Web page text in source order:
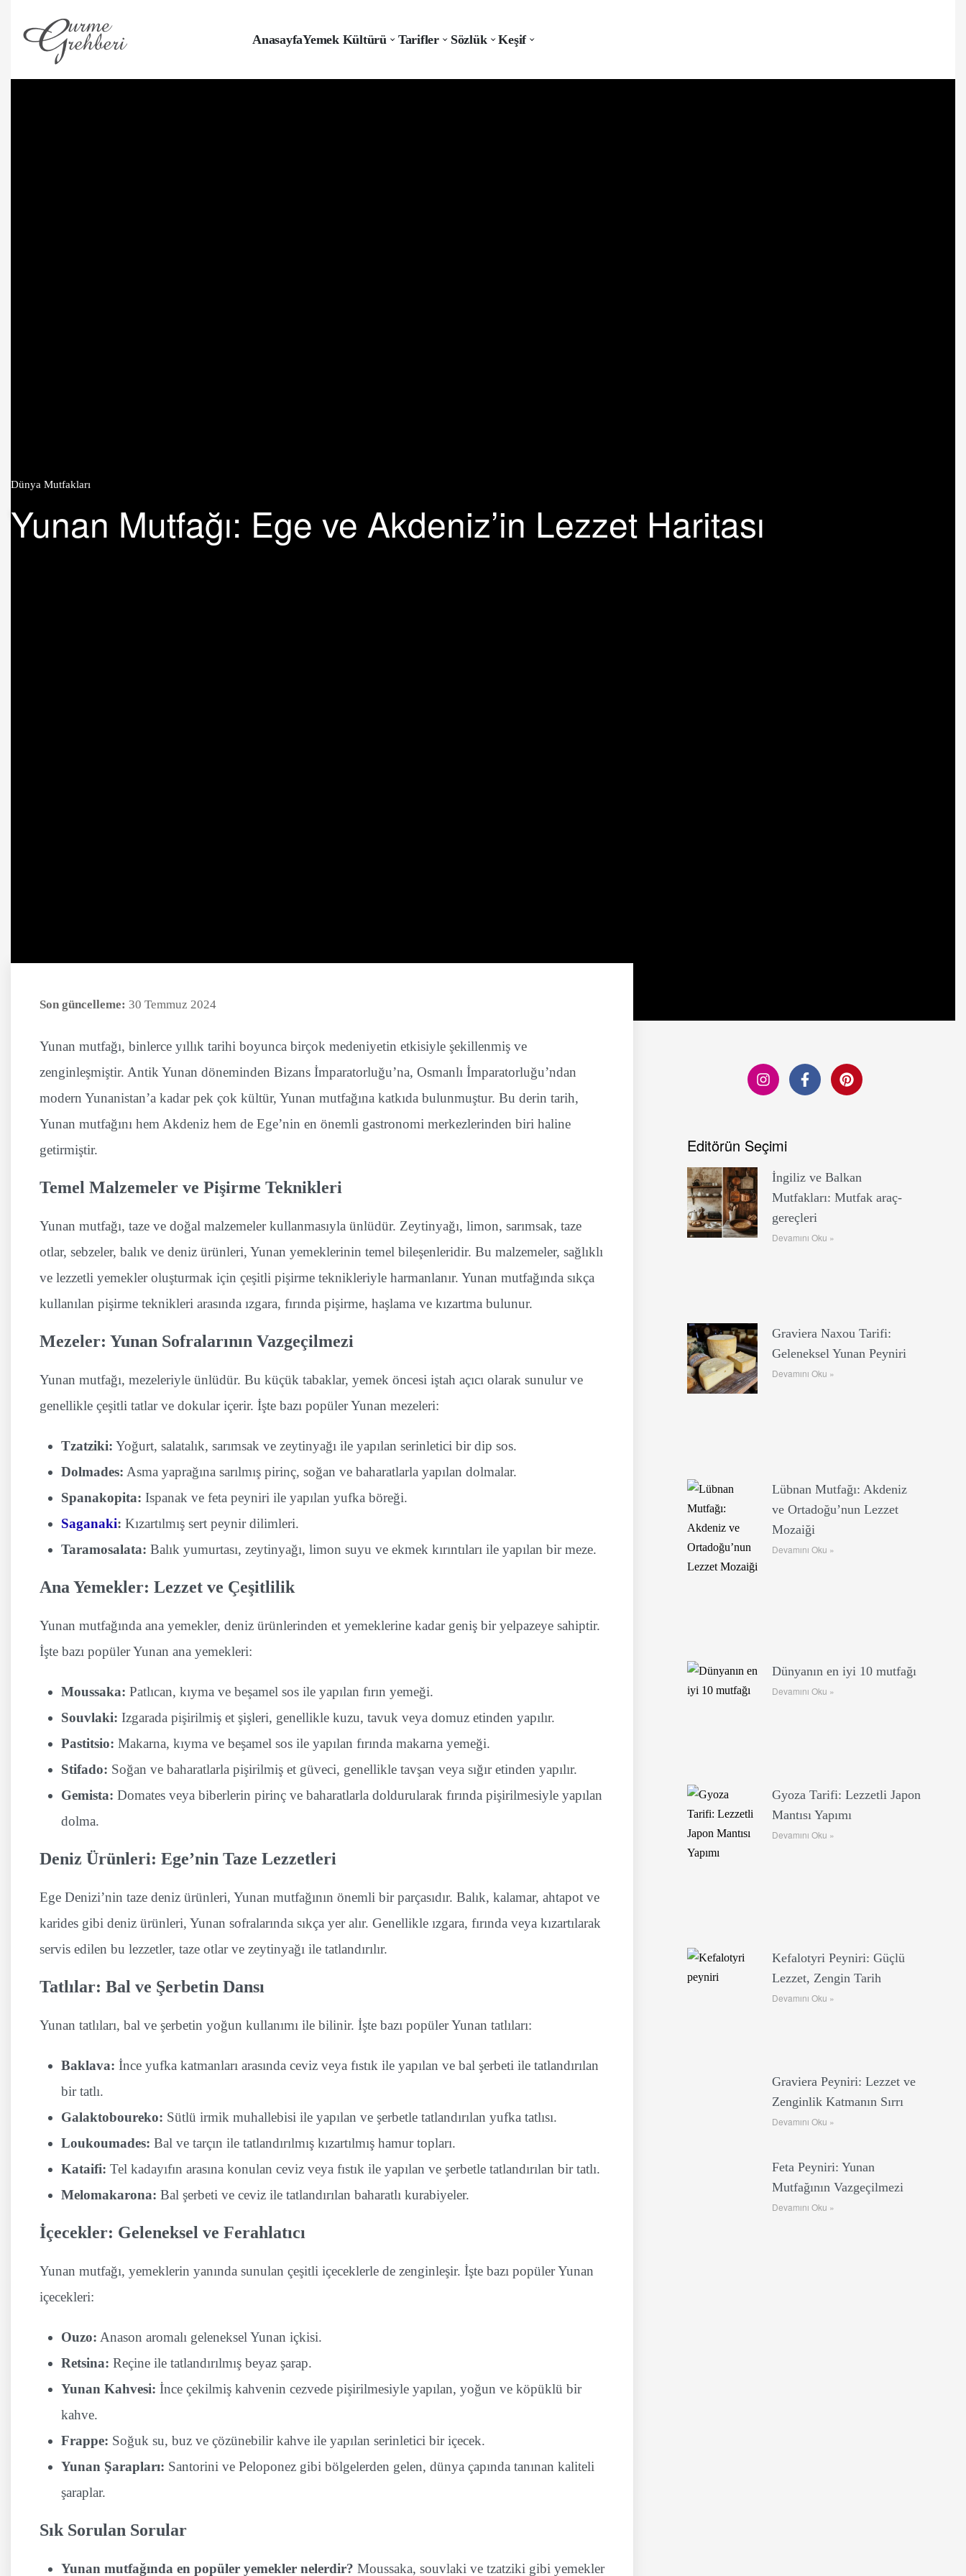
AnasayfaYemek Kültürü Tarifler Sözlük Keşif
Dünya Mutfakları
Yunan Mutfağı: Ege ve Akdeniz’in Lezzet Haritası
Son güncelleme: 30 Temmuz 2024
Yunan mutfağı, binlerce yıllık tarihi boyunca birçok medeniyetin etkisiyle şekillenmiş ve
zenginleşmiştir. Antik Yunan döneminden Bizans İmparatorluğu’na, Osmanlı İmparatorluğu’ndan
modern Yunanistan’a kadar pek çok kültür, Yunan mutfağına katkıda bulunmuştur. Bu derin tarih,
Yunan mutfağını hem Akdeniz hem de Ege’nin en önemli gastronomi merkezlerinden biri haline
getirmiştir.
Temel Malzemeler ve Pişirme Teknikleri
Yunan mutfağı, taze ve doğal malzemeler kullanmasıyla ünlüdür. Zeytinyağı, limon, sarımsak, taze
otlar, sebzeler, balık ve deniz ürünleri, Yunan yemeklerinin temel bileşenleridir. Bu malzemeler, sağlıklı
ve lezzetli yemekler oluşturmak için çeşitli pişirme teknikleriyle harmanlanır. Yunan mutfağında sıkça
kullanılan pişirme teknikleri arasında ızgara, fırında pişirme, haşlama ve kızartma bulunur.
Mezeler: Yunan Sofralarının Vazgeçilmezi
Yunan mutfağı, mezeleriyle ünlüdür. Bu küçük tabaklar, yemek öncesi iştah açıcı olarak sunulur ve
genellikle çeşitli tatlar ve dokular içerir. İşte bazı popüler Yunan mezeleri:
Tzatziki: Yoğurt, salatalık, sarımsak ve zeytinyağı ile yapılan serinletici bir dip sos.
Dolmades: Asma yaprağına sarılmış pirinç, soğan ve baharatlarla yapılan dolmalar.
Spanakopita: Ispanak ve feta peyniri ile yapılan yufka böreği.
Saganaki: Kızartılmış sert peynir dilimleri.
Taramosalata: Balık yumurtası, zeytinyağı, limon suyu ve ekmek kırıntıları ile yapılan bir meze.
Ana Yemekler: Lezzet ve Çeşitlilik
Yunan mutfağında ana yemekler, deniz ürünlerinden et yemeklerine kadar geniş bir yelpazeye sahiptir.
İşte bazı popüler Yunan ana yemekleri:
Moussaka: Patlıcan, kıyma ve beşamel sos ile yapılan fırın yemeği.
Souvlaki: Izgarada pişirilmiş et şişleri, genellikle kuzu, tavuk veya domuz etinden yapılır.
Pastitsio: Makarna, kıyma ve beşamel sos ile yapılan fırında makarna yemeği.
Stifado: Soğan ve baharatlarla pişirilmiş et güveci, genellikle tavşan veya sığır etinden yapılır.
Gemista: Domates veya biberlerin pirinç ve baharatlarla doldurularak fırında pişirilmesiyle yapılan
dolma.
Deniz Ürünleri: Ege’nin Taze Lezzetleri
Ege Denizi’nin taze deniz ürünleri, Yunan mutfağının önemli bir parçasıdır. Balık, kalamar, ahtapot ve
karides gibi deniz ürünleri, Yunan sofralarında sıkça yer alır. Genellikle ızgara, fırında veya kızartılarak
servis edilen bu lezzetler, taze otlar ve zeytinyağı ile tatlandırılır.
Tatlılar: Bal ve Şerbetin Dansı
Yunan tatlıları, bal ve şerbetin yoğun kullanımı ile bilinir. İşte bazı popüler Yunan tatlıları:
Baklava: İnce yufka katmanları arasında ceviz veya fıstık ile yapılan ve bal şerbeti ile tatlandırılan
bir tatlı.
Galaktoboureko: Sütlü irmik muhallebisi ile yapılan ve şerbetle tatlandırılan yufka tatlısı.
Loukoumades: Bal ve tarçın ile tatlandırılmış kızartılmış hamur topları.
Kataifi: Tel kadayıfın arasına konulan ceviz veya fıstık ile yapılan ve şerbetle tatlandırılan bir tatlı.
Melomakarona: Bal şerbeti ve ceviz ile tatlandırılan baharatlı kurabiyeler.
İçecekler: Geleneksel ve Ferahlatıcı
Yunan mutfağı, yemeklerin yanında sunulan çeşitli içeceklerle de zenginleşir. İşte bazı popüler Yunan
içecekleri:
Ouzo: Anason aromalı geleneksel Yunan içkisi.
Retsina: Reçine ile tatlandırılmış beyaz şarap.
Yunan Kahvesi: İnce çekilmiş kahvenin cezvede pişirilmesiyle yapılan, yoğun ve köpüklü bir
kahve.
Frappe: Soğuk su, buz ve çözünebilir kahve ile yapılan serinletici bir içecek.
Yunan Şarapları: Santorini ve Peloponez gibi bölgelerden gelen, dünya çapında tanınan kaliteli
şaraplar.
Sık Sorulan Sorular
Yunan mutfağında en popüler yemekler nelerdir? Moussaka, souvlaki ve tzatziki gibi yemekler
Editörün Seçimi
İngiliz ve Balkan
Mutfakları: Mutfak araç-
gereçleri
Devamını Oku »
Graviera Naxou Tarifi:
Geleneksel Yunan Peyniri
Devamını Oku »
Lübnan Mutfağı: Akdeniz
ve Ortadoğu’nun Lezzet
Mozaiği
Devamını Oku »
Dünyanın en iyi 10 mutfağı
Devamını Oku »
Gyoza Tarifi: Lezzetli Japon
Mantısı Yapımı
Devamını Oku »
Kefalotyri Peyniri: Güçlü
Lezzet, Zengin Tarih
Devamını Oku »
Graviera Peyniri: Lezzet ve
Zenginlik Katmanın Sırrı
Devamını Oku »
Feta Peyniri: Yunan
Mutfağının Vazgeçilmezi
Devamını Oku »